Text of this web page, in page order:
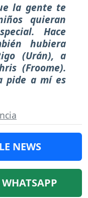
la gente te
quieran
Hace
hubiera
(Urán), a
(Froome).
pide a mí es
NEWS